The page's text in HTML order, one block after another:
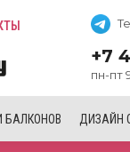
+7
пн-пт
БАЛКОНОВ ДИЗАЙН